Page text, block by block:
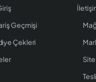
Geçmişi
Çekleri
Site